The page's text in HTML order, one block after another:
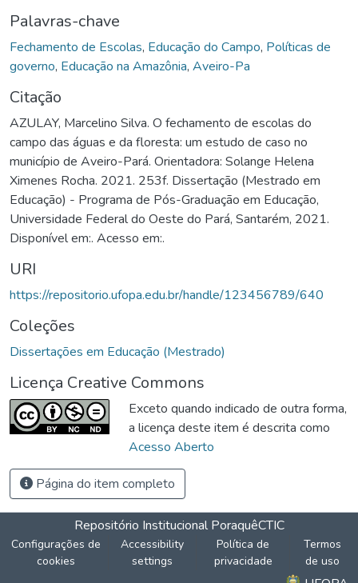
Palavras-chave
Fechamento de Escolas, Educação do Campo, Políticas de
governo, Educação na Amazônia, Aveiro-Pa
Citação
AZULAY, Marcelino Silva. O fechamento de escolas do
campo das águas e da floresta: um estudo de caso no
município de Aveiro-Pará. Orientadora: Solange Helena
Ximenes Rocha. 2021. 253f. Dissertação (Mestrado em
Educação) - Programa de Pós-Graduação em Educação,
Universidade Federal do Oeste do Pará, Santarém, 2021.
Disponível em:. Acesso em:.
URI
https://repositorio.ufopa.edu.br/handle/123456789/640
Coleções
Dissertações em Educação (Mestrado)
Licença Creative Commons
Exceto quando indicado de outra forma,
a licença deste item é descrita como
Acesso Aberto
Página do item completo
Repositório Institucional PoraquêCTIC
Configurações de
cookies
Accessibility
settings
Política de
privacidade
Termos
de uso